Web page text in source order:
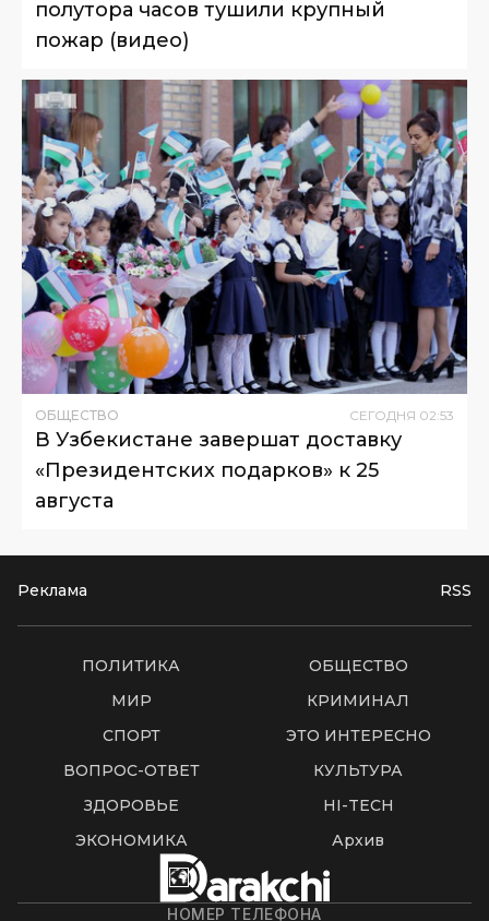
полутора часов тушили крупный
пожар (видео)
ОБЩЕСТВО СЕГОДНЯ 02:53
В Узбекистане завершат доставку
«Президентских подарков» к 25
августа
Реклама RSS
ПОЛИТИКА
ОБЩЕСТВО
МИР
КРИМИНАЛ
СПОРТ
ЭТО ИНТЕРЕСНО
ВОПРОС-ОТВЕТ
КУЛЬТУРА
ЗДОРОВЬЕ
HI-TECH
ЭКОНОМИКА
Архив
НОМЕР ТЕЛЕФОНА